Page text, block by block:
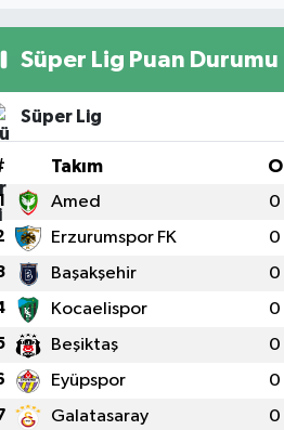
Süper Lig Puan Durumu
Süper Lig
Takım O
1 Amed 0
Erzurumspor FK 0
Başakşehir 0
Kocaelispor 0
Beşiktaş 0
Eyüpspor 0
Galatasaray 0